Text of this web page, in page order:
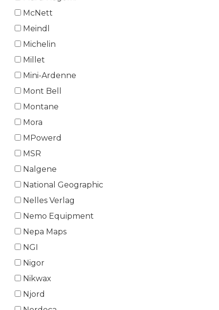
McNett
Meindl
Michelin
Millet
Mini-Ardenne
Mont Bell
Montane
Mora
MPowerd
MSR
Nalgene
National Geographic
Nelles Verlag
Nemo Equipment
Nepa Maps
NGI
Nigor
Nikwax
Njord